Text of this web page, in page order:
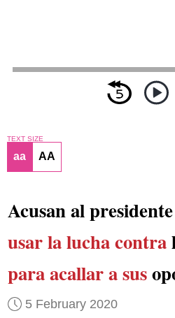
TEXT SIZE
aa AA
Acusan al
usar la lucha contra
para acallar a sus
5 February 2020